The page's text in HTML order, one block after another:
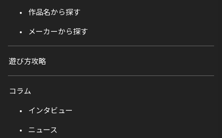
作品名から探す
メーカーから探す
遊び方攻略
コラム
インタビュー
ニュース